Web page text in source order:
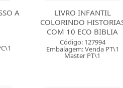
LIVRO INFANTIL COLORIR
CIRANDA CULTURAL
PATRULHA CANINA
Código: 131138
Embalagem: Venda PC\1
Master PC\1